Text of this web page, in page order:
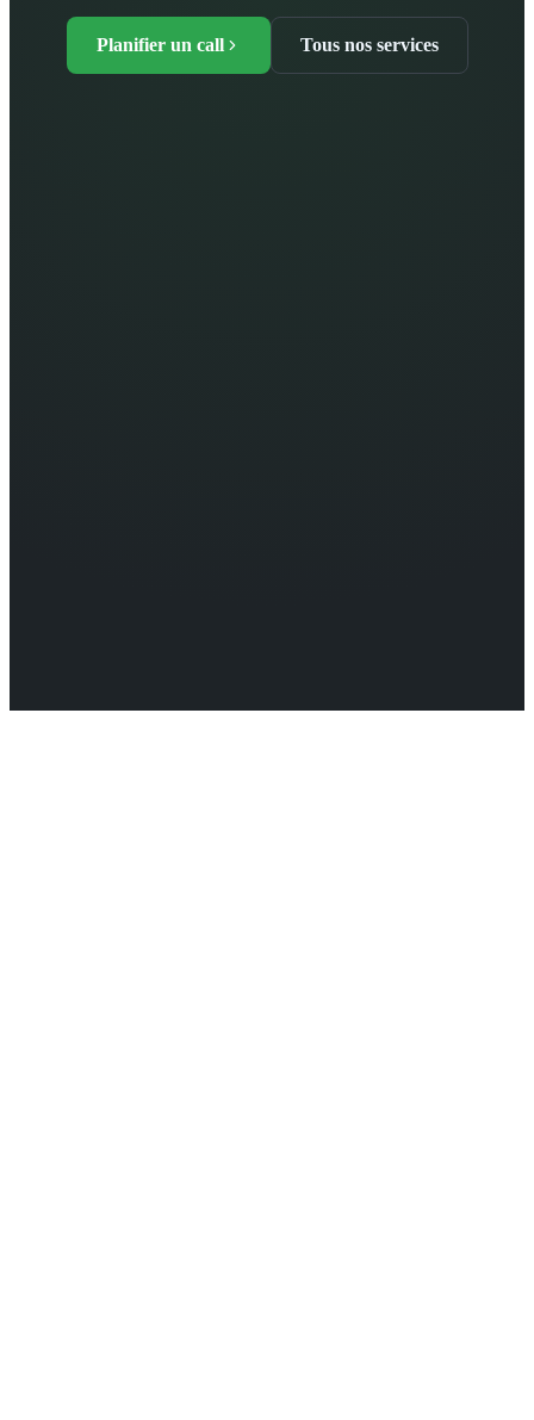
Planifier un call Tous nos services